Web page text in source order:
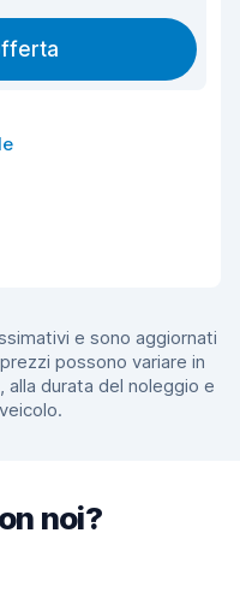
e sono aggiornati
possono variare in
durata del noleggio e
noi?